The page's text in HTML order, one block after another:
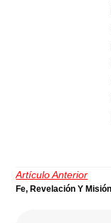
Artículo Anterior